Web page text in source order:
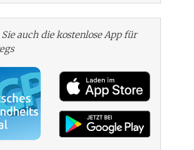
auch die kosten­lose App für